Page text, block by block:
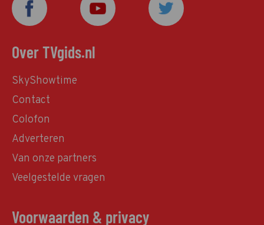
Over TVgids.nl
SkyShowtime
Contact
Colofon
Adverteren
Van onze partners
Veelgestelde vragen
Voorwaarden & privacy